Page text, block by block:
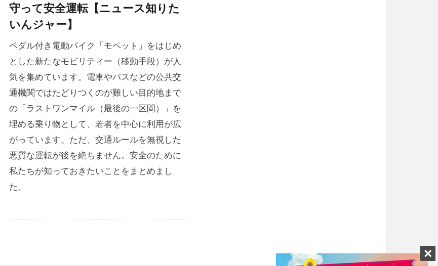
守って安全運転【ニュース知りた
いんジャー】
ペダル付き電動バイク「モペット」をはじめ
とした新たなモビリティー（移動手段）が人
気を集めています。電車やバスなどの公共交
通機関ではたどりつくのが難しい目的地まで
の「ラストワンマイル（最後の一区間）」を
埋める乗り物として、若者を中心に利用が広
がっています。ただ、交通ルールを無視した
悪質な運転が後を絶ちません。安全のために
私たちが知っておきたいことをまとめまし
た。